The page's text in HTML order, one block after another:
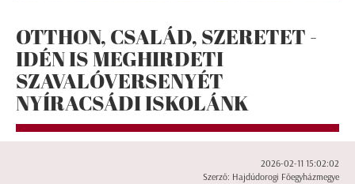
OTTHON, CSALÁD, SZERETET -
IDÉN IS MEGHIRDETI
SZAVALÓVERSENYÉT
NYÍRACSÁDI ISKOLÁNK
2026-02-11 15:02:02
Szerző: Hajdúdorogi Főegyházmegye